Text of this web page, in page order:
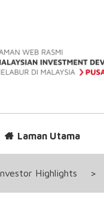
Laman Utama
Highlights >